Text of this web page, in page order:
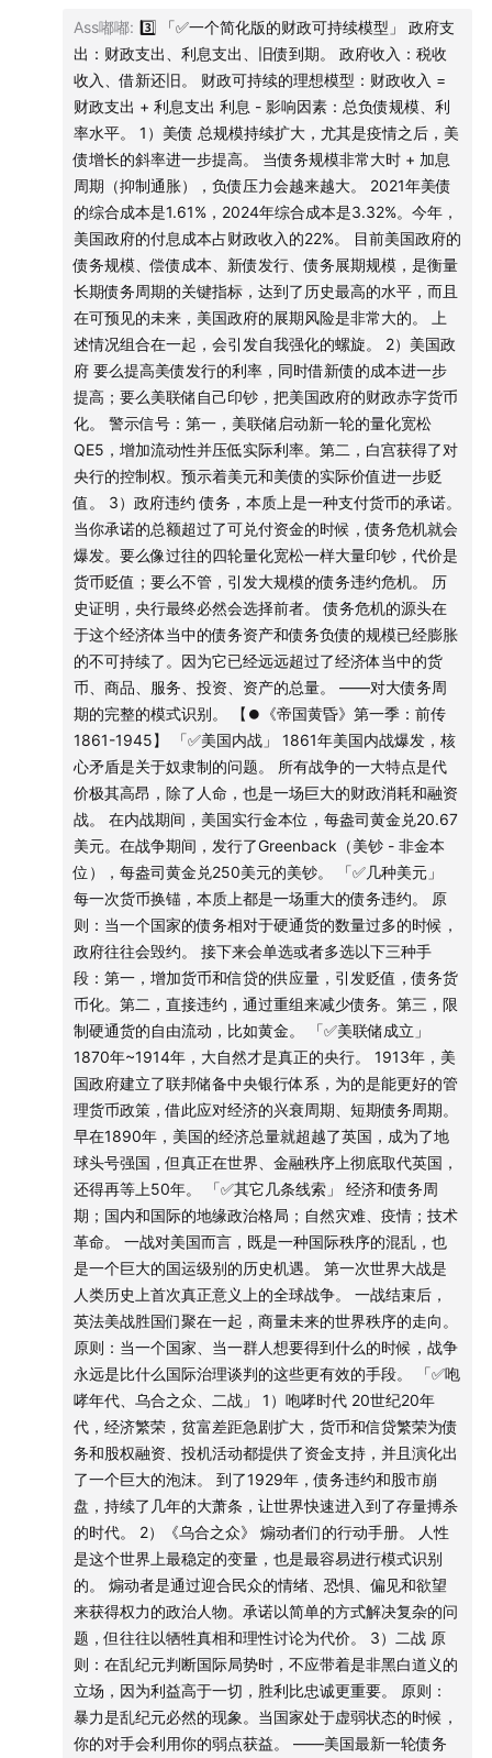
谁来扛鼎？
私人部门和政府部门的「动物性」
五大参与者
借款者（债务人）
放贷者（债权人）
中央政府
央行
五大交易种类
商品、服务、投资资产
货币
债务负债
债务资产
达里奥的价格公式及潜台词
P=购买某物的总支出TE/ 总销量Q
短期债务周期&长期债务周期
短期债务周期，6±3年一轮
长期（大）债务周期，80±25 年一轮
国家破产的形式并非破产，而是债务货币化引发货
币贬值
一个简化版的财政可持续模型
《帝国黄昏》第一季：前传 1861-1945
美国内战
几种美元
02:28美联储成立
其它几条线索
咆哮年代、乌合之众、二战
《帝国黄昏》第二季：1945-1971
本轮大债务周期，启动
重回金本位
日不落帝国的黄昏
达里奥的投资思想：穿越不同宏观环境
胜利比关系更实际
对历史上重复过很多次的大债务周期进行了一次模式识别。
这种周期规律在不同的时间和空间尺度上反复的复现。
这套框架审视了1945年至今主导全球经济的美元秩序。同时
1945年至今，也是美国最新一轮大债务周期的演绎过程。
一个靠水晶球谋生的人，也注定要吞下水晶球的碎玻璃。
【⏺经济机器是怎样运行的？】
「✅五大经济部门」
1）居民部门 + 企业部门 = 私人部门
财富最主要的创造者。
两者之间，首先是雇佣关系，其次是客户关系。
居民部门的需求消化企业部门的供给，又依赖于企业部门的
雇佣和工资。典型的的生产和消费之间的关系。
① 居民部门（分层视角）
金字塔结构194050：1%的富人、9%的中产、40%的中等收
入群体、50%的低收入群体。
在分层结构之下，顶尖的Top1%的群体给美国带来革命性的
变化。
警惕自己习惯性的把观察到的某个个体外推成整体的这种倾
向。更正确的做法是分层的看待。
现任的美财长贝森特：美国前10%的人掌握着88%的股票总
市值，同时贡献了将近3/4税收。40%的中等收入群体，仅
仅掌握了12%的股票。最底层的50%的群体，主要拥有债务
（信用卡贷、租房、车贷等）。
② 企业部门
第一，产业链和供应链的结构问题。
第二，企业部门的产业结构问题。
第三，民企和国企。
如果你只了解一个国家的话，其实你一个国家也不了解。多
看看，横向比较，反而能更好地理解自己。
第四，我国地方政府的很多杠杆/融资/债务，分散在了居民
和企业部门的杠杆里。
政府杠杆率：应该统计广义的政府杠杆。
第五，企业部门的资本开支结构。
2）政府部门
是经济的管理者，是守夜人。
政府特点：永续税权、刚性的财政支出（事权）。
在过去的50年里面，美国政府的预算仅仅出现过四次盈余，
最近是在2001年。
对政府来说，最重要的是履行事权，即花钱。花的比赚的多
是政府部门的常态。
财政赤字：真金白银，包括国库券、票据、其他证券，这些
再加上利息就是国债。
由于美国政府的财政赤字是常态化的，欠条逐渐积累，国债
就越滚越大。目前美债规模超过36万亿美元。
政府部门借钱，表面上是还本付息，但是更常态化的操作是
滚动续借。即政府财政支出的一大项目是付息成本。
3）金融部门
可以创造货币和信贷，包括央行以及其他的金融机构。
加杠杆：通过金融部门把自己未来的资源前置到了现在，代
价是付利息。
负债，是跟未来的自己借钱。
在金融机构眼里，你借的贷款来自于别人的储蓄，而银行们
充当的角色是撮合借贷双方的中介，从存款和贷款的利差之
间赚取利润。
信用派生：所有在银行里面的存款都自带乘数效应。
4）海外部门
除了你（经济体）之外的世界的全部。
在全球化的今天，任何一个经济体都不是孤岛。
都在美元秩序下从事着不同的分工，彼此之间通过贸易做交
易。只不过不同经济体的权重不一样，在不同阶段各个产业
链的权重也不同。
最经典的国际分工体系就是消费国、制造国、资源国的分
Ass嘟嘟: 3️⃣ 「✅一个简化版的财政可持续模型」 政府支
出：财政支出、利息支出、旧债到期。 政府收入：税收
收入、借新还旧。 财政可持续的理想模型：财政收入 =
财政支出 + 利息支出 利息 - 影响因素：总负债规模、利
率水平。 1）美债 总规模持续扩大，尤其是疫情之后，美
债增长的斜率进一步提高。 当债务规模非常大时 + 加息
周期（抑制通胀），负债压力会越来越大。 2021年美债
的综合成本是1.61%，2024年综合成本是3.32%。今年，
美国政府的付息成本占财政收入的22%。 目前美国政府的
债务规模、偿债成本、新债发行、债务展期规模，是衡量
长期债务周期的关键指标，达到了历史最高的水平，而且
在可预见的未来，美国政府的展期风险是非常大的。 上
述情况组合在一起，会引发自我强化的螺旋。 2）美国政
府 要么提高美债发行的利率，同时借新债的成本进一步
提高；要么美联储自己印钞，把美国政府的财政赤字货币
化。 警示信号：第一，美联储启动新一轮的量化宽松
QE5，增加流动性并压低实际利率。第二，白宫获得了对
央行的控制权。预示着美元和美债的实际价值进一步贬
值。 3）政府违约 债务，本质上是一种支付货币的承诺。
当你承诺的总额超过了可兑付资金的时候，债务危机就会
爆发。要么像过往的四轮量化宽松一样大量印钞，代价是
货币贬值；要么不管，引发大规模的债务违约危机。 历
史证明，央行最终必然会选择前者。 债务危机的源头在
于这个经济体当中的债务资产和债务负债的规模已经膨胀
的不可持续了。因为它已经远远超过了经济体当中的货
币、商品、服务、投资、资产的总量。 ——对大债务周
期的完整的模式识别。 【⏺《帝国黄昏》第一季：前传
1861-1945】 「✅美国内战」 1861年美国内战爆发，核
心矛盾是关于奴隶制的问题。 所有战争的一大特点是代
价极其高昂，除了人命，也是一场巨大的财政消耗和融资
战。 在内战期间，美国实行金本位，每盎司黄金兑20.67
美元。在战争期间，发行了Greenback（美钞 - 非金本
位），每盎司黄金兑250美元的美钞。 「✅几种美元」
每一次货币换锚，本质上都是一场重大的债务违约。 原
则：当一个国家的债务相对于硬通货的数量过多的时候，
政府往往会毁约。 接下来会单选或者多选以下三种手
段：第一，增加货币和信贷的供应量，引发贬值，债务货
币化。第二，直接违约，通过重组来减少债务。第三，限
制硬通货的自由流动，比如黄金。 「✅美联储成立」
1870年~1914年，大自然才是真正的央行。 1913年，美
国政府建立了联邦储备中央银行体系，为的是能更好的管
理货币政策，借此应对经济的兴衰周期、短期债务周期。
早在1890年，美国的经济总量就超越了英国，成为了地
球头号强国，但真正在世界、金融秩序上彻底取代英国，
还得再等上50年。 「✅其它几条线索」 经济和债务周
期；国内和国际的地缘政治格局；自然灾难、疫情；技术
革命。 一战对美国而言，既是一种国际秩序的混乱，也
是一个巨大的国运级别的历史机遇。 第一次世界大战是
人类历史上首次真正意义上的全球战争。 一战结束后，
英法美战胜国们聚在一起，商量未来的世界秩序的走向。
原则：当一个国家、当一群人想要得到什么的时候，战争
永远是比什么国际治理谈判的这些更有效的手段。 「✅咆
哮年代、乌合之众、二战」 1）咆哮时代 20世纪20年
代，经济繁荣，贫富差距急剧扩大，货币和信贷繁荣为债
务和股权融资、投机活动都提供了资金支持，并且演化出
了一个巨大的泡沫。 到了1929年，债务违约和股市崩
盘，持续了几年的大萧条，让世界快速进入到了存量搏杀
的时代。 2）《乌合之众》 煽动者们的行动手册。 人性
是这个世界上最稳定的变量，也是最容易进行模式识别
的。 煽动者是通过迎合民众的情绪、恐惧、偏见和欲望
来获得权力的政治人物。承诺以简单的方式解决复杂的问
题，但往往以牺牲真相和理性讨论为代价。 3）二战 原
则：在乱纪元判断国际局势时，不应带着是非黑白道义的
立场，因为利益高于一切，胜利比忠诚更重要。 原则：
暴力是乱纪元必然的现象。当国家处于虚弱状态的时候，
你的对手会利用你的弱点获益。 ——美国最新一轮债务